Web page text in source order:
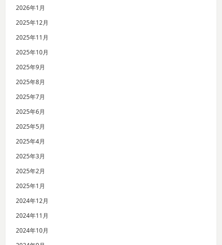
2026年1月
2025年12月
2025年11月
2025年10月
2025年9月
2025年8月
2025年7月
2025年6月
2025年5月
2025年4月
2025年3月
2025年2月
2025年1月
2024年12月
2024年11月
2024年10月